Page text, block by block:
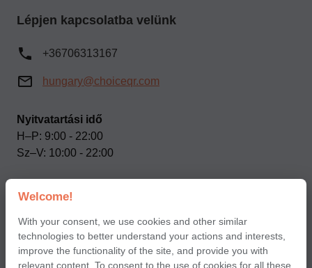
Lépjen kapcsolatba velünk
+36706313167
hungary@choiceqr.com
Nyitvatartási idő
H–P: 9:00 - 22:00
Sz–V: 10:00 - 22:00
Közösségi oldalaink
Welcome!
With your consent, we use cookies and other similar
technologies to better understand your actions and interests,
improve the functionality of the site, and provide you with
relevant content. To consent to the use of cookies for all these